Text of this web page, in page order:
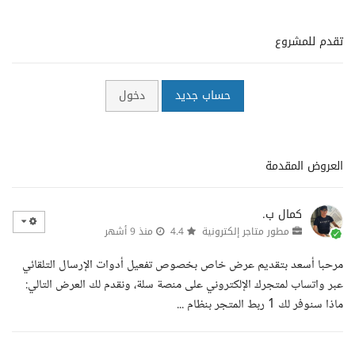
تقدم للمشروع
حساب جديد دخول
العروض المقدمة
كمال ب.
مطور متاجر إلكترونية منذ 9 أشهر
مرحبا أسعد بتقديم عرض خاص بخصوص تفعيل أدوات الإرسال التلقائي
عبر واتساب لمتجرك الإلكتروني على منصة سلة، ونقدم لك العرض التالي:
ماذا سنوفر لك 1 ربط المتجر بنظام ...